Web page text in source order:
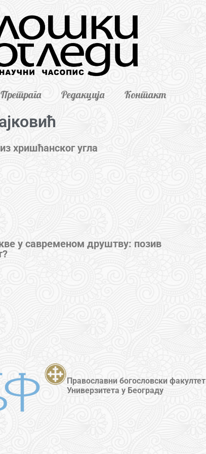
Претрага Редакција Контакт
хришћанског угла
у савременом друштву: позив
Православни богословски факултет
Универзитета у Београду